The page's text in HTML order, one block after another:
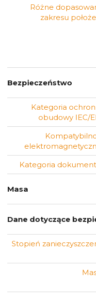
Różne
zakresu
Bezpieczeństwo
Kategoria
obudowy IEC/
Kategoria
Masa
Dane dotyczące
Stopień